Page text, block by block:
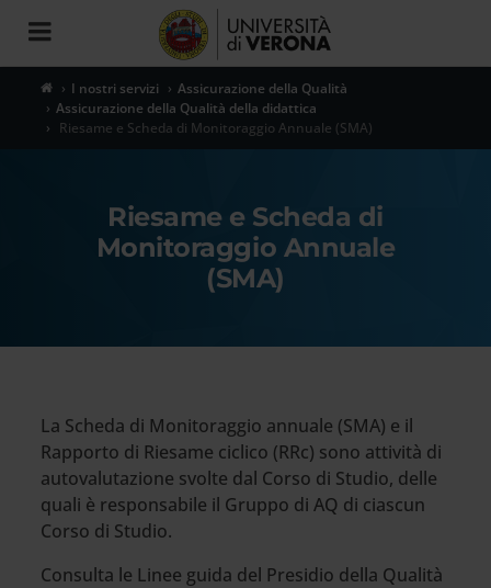
Toggle
navigation
I nostri servizi
Assicurazione della Qualità
Assicurazione della Qualità della didattica
Riesame e Scheda di Monitoraggio Annuale (SMA)
Riesame e Scheda di
Monitoraggio Annuale
(SMA)
La Scheda di Monitoraggio annuale (SMA) e il
Rapporto di Riesame ciclico (RRc) sono attività di
autovalutazione svolte dal Corso di Studio, delle
quali è responsabile il Gruppo di AQ di ciascun
Corso di Studio.
Consulta le Linee guida del Presidio della Qualità